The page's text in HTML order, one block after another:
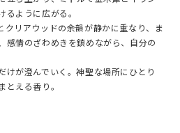
ように広がる。
クリアウッドの余韻が静かに重なり、ま
感情のざわめきを鎮めながら、自分の
けが澄んでいく。神聖な場所にひとり
える香り。